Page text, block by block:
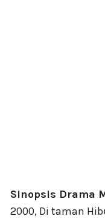
Sinopsis Drama
2000, Di taman